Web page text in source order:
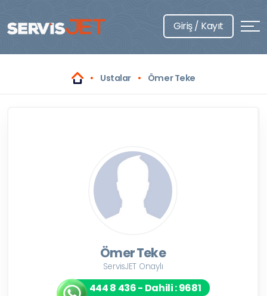
Giriş / Kayıt
Ustalar Ömer Teke
Ömer Teke
ServisJET Onaylı
444 8 436 - Dahili : 9681